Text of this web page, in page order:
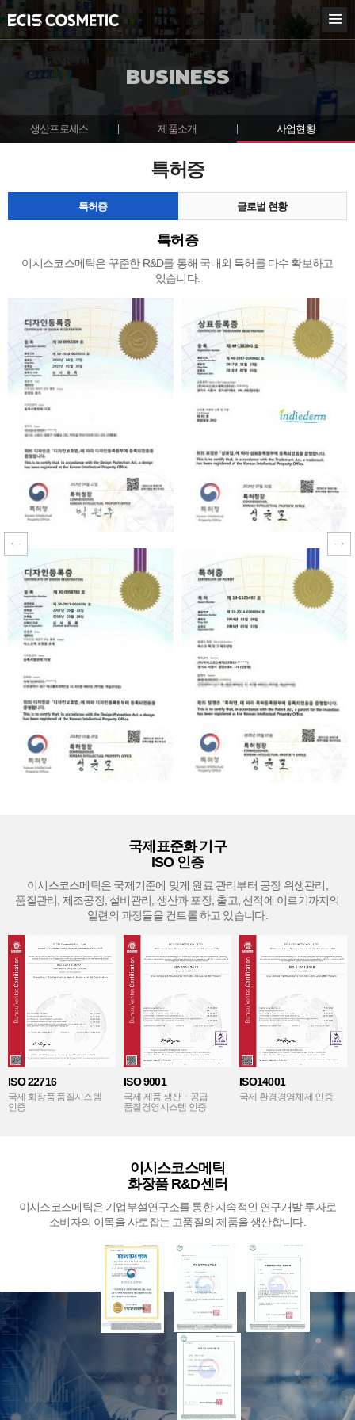
KOR
현황
CENTER
BUSINESS
생산프로세스 제품소개 사업현황
특허증
특허증 글로벌 현황
특허증
이시스코스메틱은 꾸준한 R&D를 통해 국내외 특허를다수 확보하고
있습니다.
국제표준화 기구
ISO 인증
이시스코스메틱은 국제기준에 맞게 원료 관리부터 공장 위생관리,
품질관리, 제조공정, 설비관리, 생산과 포장, 출고, 선적에 이르기까지의
일련의 과정들을 컨트롤 하고 있습니다.
ISO 22716
국제 화장품 품질시스템
인증
ISO 9001
국제 제품 생산ㆍ공급
품질경영시스템 인증
ISO14001
국제 환경경영체제 인증
이시스코스메틱
화장품 R&D센터
이시스코스메틱은 기업부설연구소를 통한 지속적인 연구개발 투자로
소비자의 이목을 사로잡는 고품질의 제품을 생산합니다.